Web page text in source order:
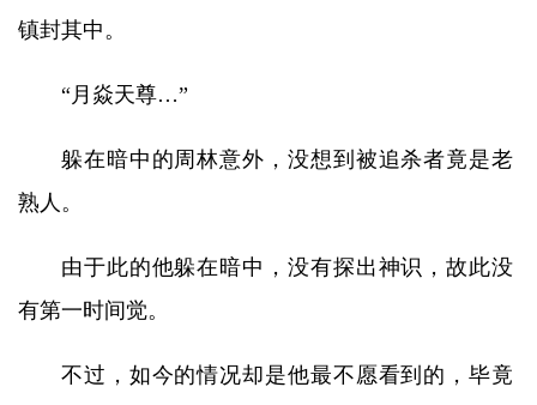
镇封其中。
“月焱天尊…”
躲在暗中的周林意外，没想到被追杀者竟是老
熟人。
由于此的他躲在暗中，没有探出神识，故此没
有第一时间觉。
不过，如今的情况却是他最不愿看到的，毕竟